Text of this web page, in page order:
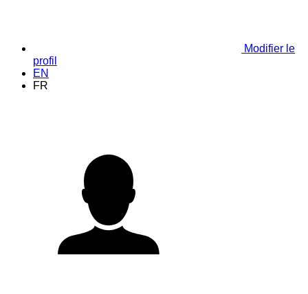
Modifier le
profil
EN
FR